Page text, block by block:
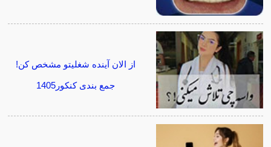
از الان آینده شغلیتو مشخص کن!
جمع بندی کنکور1405